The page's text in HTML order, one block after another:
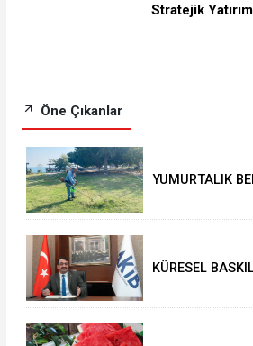
Stratejik Yatırım
Öne Çıkanlar
YUMURTALIK
KÜRESEL